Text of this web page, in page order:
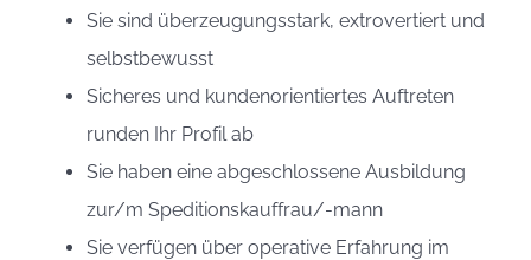
Sie sind überzeugungsstark, extrovertiert und
selbstbewusst
Sicheres und kundenorientiertes Auftreten
runden Ihr Profil ab
Sie haben eine abgeschlossene Ausbildung
zur/m Speditionskauffrau/-mann
Sie verfügen über operative Erfahrung im